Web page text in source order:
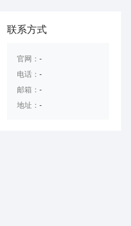
联系方式
官网： -
电话： -
邮箱： -
地址： -